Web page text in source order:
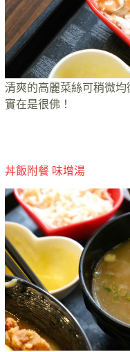
清爽的高麗菜絲可稍微均
實在是很佛！
丼飯附餐 味增湯